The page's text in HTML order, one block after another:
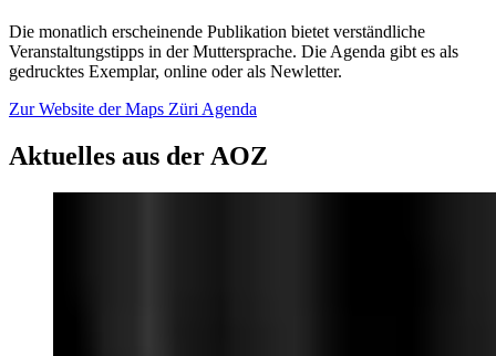
Die monatlich erscheinende Publikation bietet verständliche
Veranstaltungstipps in der Muttersprache. Die Agenda gibt es als
gedrucktes Exemplar, online oder als Newletter.
Zur Website der Maps Züri Agenda
Aktuelles aus der AOZ